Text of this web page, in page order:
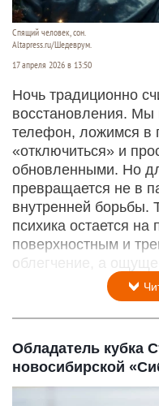
Спящий человек, сон.
Altapress.ru/Шедеврум.
17 апреля 2026 в 13:50
Ночь традиционно
восстановления. Мы
телефон, ложимся в
«отключиться» и
обновленными. Но
превращается не в
внутренней борьбы.
психика остается на
поверхностным и
облегчение, а
Обладатель кубка
новосибирской